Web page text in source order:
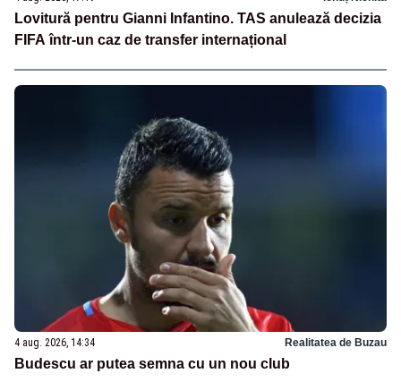
Lovitură pentru Gianni Infantino. TAS anulează decizia
FIFA într-un caz de transfer internațional
4 aug. 2026, 14:34 Realitatea de Buzau
Budescu ar putea semna cu un nou club